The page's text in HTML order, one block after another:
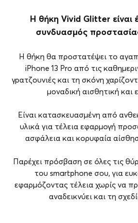
Η θήκη Vivid Glitter είναι
συνδυασμός
Η θήκη θα προστατέψει το
iPhone 13 Pro από τις
γρατζουνιές και τη σκόνη
μοναδική αισθητική και
Είναι κατασκευασμένη από
υλικά για τέλεια εφαρμογή
ασφάλεια και κορυφαία
Παρέχει πρόσβαση σε όλες τις
του smartphone σου, για
εφαρμόζοντας τέλεια χωρίς να
αναδεικνύει και τη